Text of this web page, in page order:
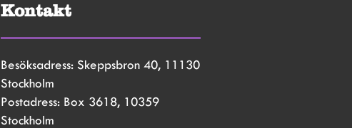
Kontakt
Besöksadress: Skeppsbron 40, 11130
Stockholm
Postadress: Box 3618, 10359
Stockholm